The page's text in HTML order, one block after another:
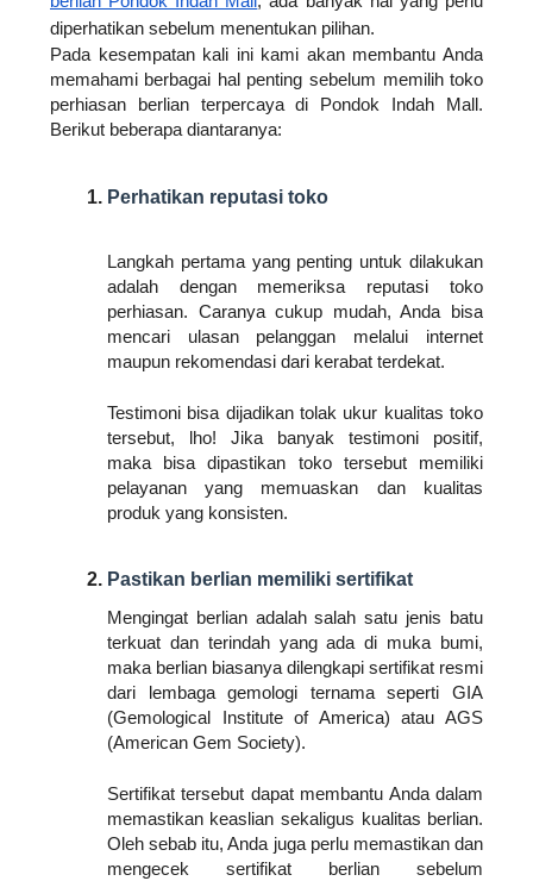
diperhatikan sebelum menentukan pilihan.
Pada kesempatan kali ini kami akan membantu Anda
memahami berbagai hal penting sebelum memilih toko
perhiasan berlian terpercaya di Pondok Indah Mall.
Berikut beberapa diantaranya:
Perhatikan reputasi toko
Langkah pertama yang penting untuk dilakukan
adalah dengan memeriksa reputasi toko
perhiasan. Caranya cukup mudah, Anda bisa
mencari ulasan pelanggan melalui internet
maupun rekomendasi dari kerabat terdekat.
Testimoni bisa dijadikan tolak ukur kualitas toko
tersebut, lho! Jika banyak testimoni positif,
maka bisa dipastikan toko tersebut memiliki
pelayanan yang memuaskan dan kualitas
produk yang konsisten.
Pastikan berlian memiliki sertifikat
Mengingat berlian adalah salah satu jenis batu
terkuat dan terindah yang ada di muka bumi,
maka berlian biasanya dilengkapi sertifikat resmi
dari lembaga gemologi ternama seperti GIA
(Gemological Institute of America) atau AGS
(American Gem Society).
Sertifikat tersebut dapat membantu Anda dalam
memastikan keaslian sekaligus kualitas berlian.
Oleh sebab itu, Anda juga perlu memastikan dan
mengecek sertifikat berlian sebelum